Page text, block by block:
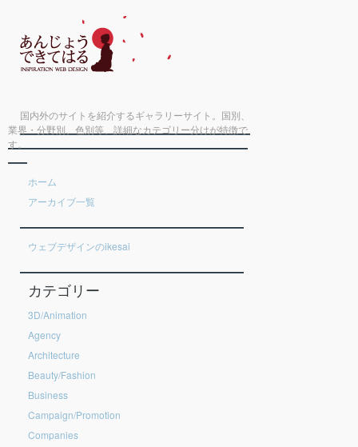
国内外のサイトを紹介するギャラリーサイト。国別、
業界・分野別、色別等、詳細なカテゴリー分けが特徴で
す。
ホーム
アーカイブ一覧
ウェブデザインのikesai
カテゴリー
3D/Animation
Agency
Architecture
Beauty/Fashion
Business
Campaign/Promotion
Companies